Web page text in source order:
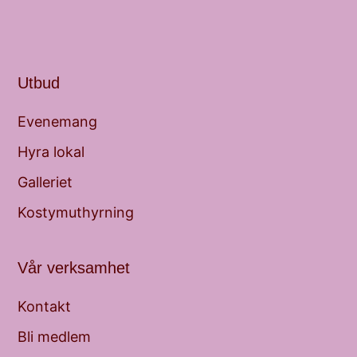
Utbud
Evenemang
Hyra lokal
Galleriet
Kostymuthyrning
Vår verksamhet
Kontakt
Bli medlem